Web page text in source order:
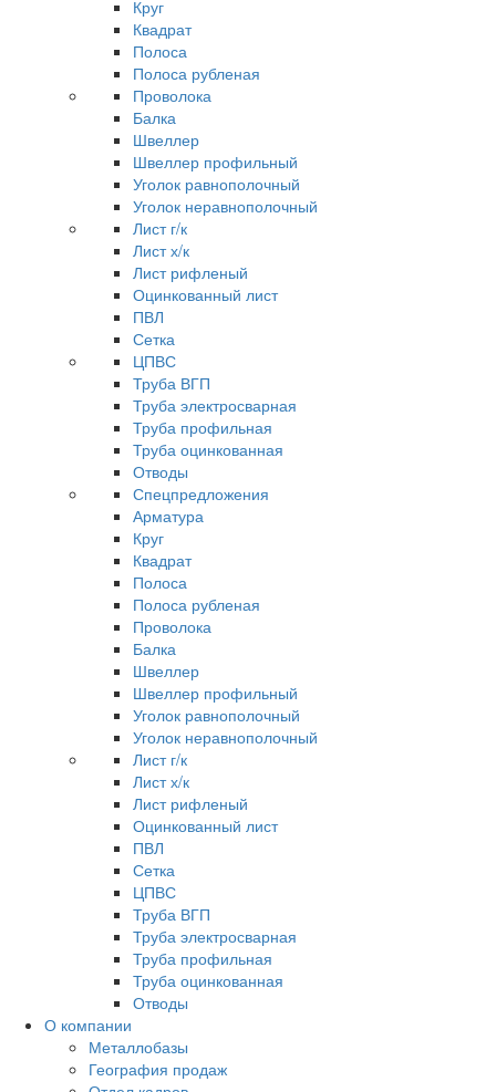
Круг
Квадрат
Полоса
Полоса рубленая
Проволока
Балка
Швеллер
Швеллер профильный
Уголок равнополочный
Уголок неравнополочный
Лист г/к
Лист х/к
Лист рифленый
Оцинкованный лист
ПВЛ
Сетка
ЦПВС
Труба ВГП
Труба электросварная
Труба профильная
Труба оцинкованная
Отводы
Спецпредложения
Арматура
Круг
Квадрат
Полоса
Полоса рубленая
Проволока
Балка
Швеллер
Швеллер профильный
Уголок равнополочный
Уголок неравнополочный
Лист г/к
Лист х/к
Лист рифленый
Оцинкованный лист
ПВЛ
Сетка
ЦПВС
Труба ВГП
Труба электросварная
Труба профильная
Труба оцинкованная
Отводы
О компании
Металлобазы
География продаж